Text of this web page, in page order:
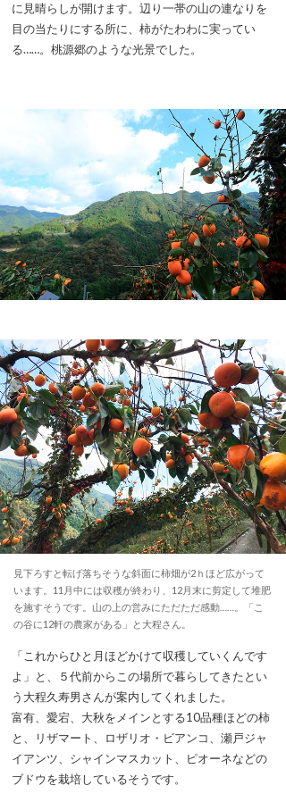
に見晴らしが開けます。辺り一帯の山の連なりを
目の当たりにする所に、柿がたわわに実ってい
る……。桃源郷のような光景でした。
見下ろすと転げ落ちそうな斜面に柿畑が2ｈほど広がって
います。11月中には収穫が終わり、12月末に剪定して堆肥
を施すそうです。山の上の営みにただただ感動……。「こ
の谷に12軒の農家がある」と大程さん。
「これからひと月ほどかけて収穫していくんです
よ」と、５代前からこの場所で暮らしてきたとい
う大程久寿男さんが案内してくれました。
富有、愛宕、大秋をメインとする10品種ほどの柿
と、リザマート、ロザリオ・ビアンコ、瀬戸ジャ
イアンツ、シャインマスカット、ピオーネなどの
ブドウを栽培しているそうです。